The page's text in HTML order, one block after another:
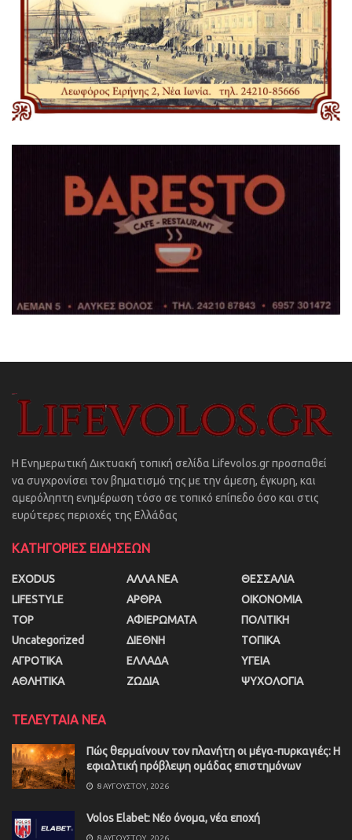
Η Ενημερωτική Δικτυακή τοπική σελίδα Lifevolos.gr προσπαθεί
να συγχρονίσει τον βηματισμό της με την άμεση, έγκυρη, και
αμερόληπτη ενημέρωση τόσο σε τοπικό επίπεδο όσο και στις
ευρύτερες περιοχές της Ελλάδας
ΚΑΤΗΓΟΡΙΕΣ ΕΙΔΗΣΕΩΝ
EXODUS
LIFESTYLE
TOP
Uncategorized
ΑΓΡΟΤΙΚΑ
ΑΘΛΗΤΙΚΑ
ΑΛΛΑ ΝΕΑ
ΑΡΘΡΑ
ΑΦΙΕΡΩΜΑΤΑ
ΔΙΕΘΝΗ
ΕΛΛΑΔΑ
ΖΩΔΙΑ
ΘΕΣΣΑΛΙΑ
ΟΙΚΟΝΟΜΙΑ
ΠΟΛΙΤΙΚΗ
ΤΟΠΙΚΑ
ΥΓΕΙΑ
ΨΥΧΟΛΟΓΙΑ
ΤΕΛΕΥΤΑΙΑ ΝΕΑ
Πώς θερμαίνουν τον πλανήτη οι μέγα-πυρκαγιές: Η
εφιαλτική πρόβλεψη ομάδας επιστημόνων
8 ΑΥΓΟΎΣΤΟΥ, 2026
Volos Elabet: Νέο όνομα, νέα εποχή
8 ΑΥΓΟΎΣΤΟΥ, 2026